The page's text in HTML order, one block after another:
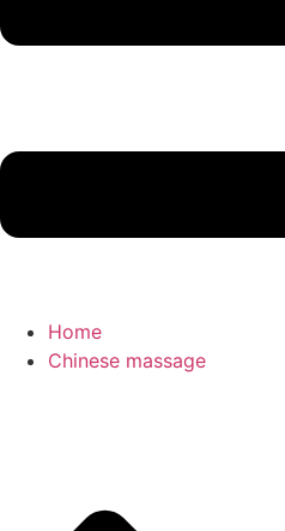
Home
Chinese massage